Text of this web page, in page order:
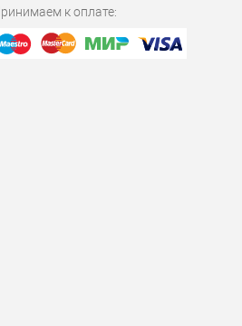
к оплате: